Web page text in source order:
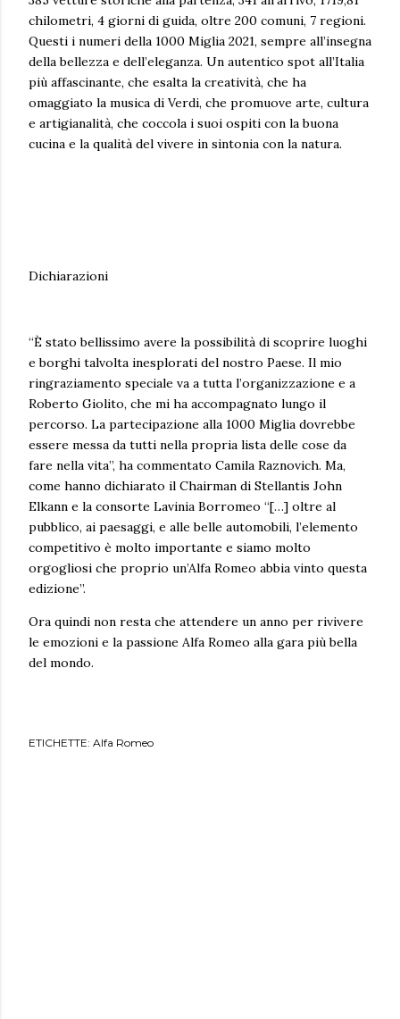
chilometri, 4 giorni di guida, oltre 200 comuni, 7 regioni.
Questi i numeri della 1000 Miglia 2021, sempre all’insegna
della bellezza e dell’eleganza. Un autentico spot all’Italia
più affascinante, che esalta la creatività, che ha
omaggiato la musica di Verdi, che promuove arte, cultura
e artigianalità, che coccola i suoi ospiti con la buona
cucina e la qualità del vivere in sintonia con la natura.
Dichiarazioni
“È stato bellissimo avere la possibilità di scoprire luoghi
e borghi talvolta inesplorati del nostro Paese. Il mio
ringraziamento speciale va a tutta l’organizzazione e a
Roberto Giolito, che mi ha accompagnato lungo il
percorso. La partecipazione alla 1000 Miglia dovrebbe
essere messa da tutti nella propria lista delle cose da
fare nella vita”, ha commentato Camila Raznovich. Ma,
come hanno dichiarato il Chairman di Stellantis John
Elkann e la consorte Lavinia Borromeo “[…] oltre al
pubblico, ai paesaggi, e alle belle automobili, l’elemento
competitivo è molto importante e siamo molto
orgogliosi che proprio un’Alfa Romeo abbia vinto questa
edizione”.
Ora quindi non resta che attendere un anno per rivivere
le emozioni e la passione Alfa Romeo alla gara più bella
del mondo.
ETICHETTE: Alfa Romeo